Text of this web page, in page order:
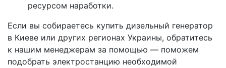
ресурсом наработки.
Если вы собираетесь купить дизельный генератор
в Киеве или других регионах Украины, обратитесь
к нашим менеджерам за помощью — поможем
подобрать электростанцию необходимой